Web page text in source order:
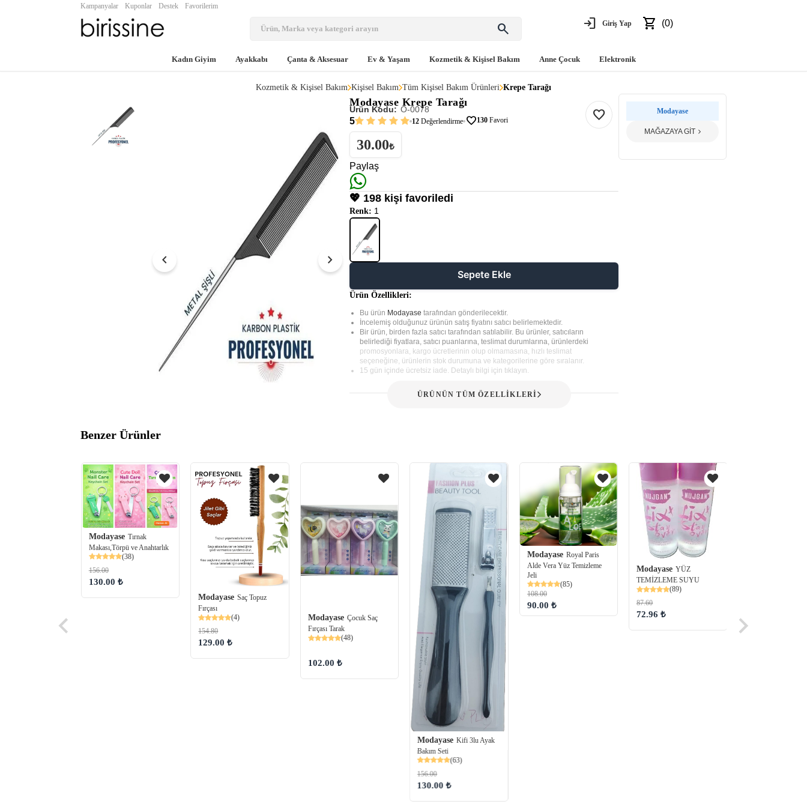
Kampanyalar Kuponlar Destek Favorilerim
search login Giriş Yap shopping_cart (0)
Kadın Giyim Ayakkabı Çanta & Aksesuar Ev & Yaşam Kozmetik & Kişisel Bakım Anne Çocuk Elektronik
Kozmetik & Kişisel Bakım Kişisel Bakım Tüm Kişisel Bakım Ürünleri Krepe Tarağı
chevron_left chevron_right
Modayase Krepe Tarağı
Ürün Kodu: O-0078
5 12Değerlendirme favorite130 Favori
30.00₺
favorite
Paylaş
💖 198 kişi favoriledi
Renk: 1
Sepete Ekle
Ürün Özellikleri:
Bu ürün Modayasetarafından gönderilecektir.
İncelemiş olduğunuz ürünün satış fiyatını satıcı belirlemektedir.
Bir ürün, birden fazla satıcı tarafından satılabilir. Bu ürünler, satıcıların
belirlediği fiyatlara, satıcı puanlarına, teslimat durumlarına, ürünlerdeki
promosyonlara, kargo ücretlerinin olup olmamasına, hızlı teslimat
seçeneğine, ürünlerin stok durumuna ve kategorilerine göre sıralanır.
15 gün içinde ücretsiz iade. Detaylı bilgi için tıklayın.
ÜRÜNÜN TÜM ÖZELLİKLERİ
Modayase
MAĞAZAYA GİT
Benzer Ürünler
Modayase Tırnak
Makası,Törpü ve Anahtarlık
(38)
156.00
130.00 ₺
Modayase Saç Topuz
Fırçası
(4)
154.80
129.00 ₺
Modayase Çocuk Saç
Fırçası Tarak
(48)
102.00 ₺
Modayase Kifi 3lu Ayak
Bakım Seti
(63)
156.00
130.00 ₺
Modayase Royal Paris
Alde Vera Yüz Temizleme
Jeli
(85)
108.00
90.00 ₺
Modayase YÜZ
TEMİZLEME SUYU
(89)
87.60
72.96 ₺